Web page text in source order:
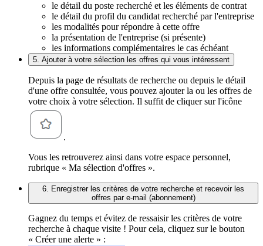
le détail du poste recherché et les éléments de contrat
le détail du profil du candidat recherché par l'entreprise
les modalités pour répondre à cette offre
la présentation de l'entreprise (si présente)
les informations complémentaires le cas échéant
5. Ajouter à votre sélection les offres qui vous intéressent
Depuis la page de résultats de recherche ou depuis le détail
d'une offre consultée, vous pouvez ajouter la ou les offres de
votre choix à votre sélection. Il suffit de cliquer sur l'icône
.
Vous les retrouverez ainsi dans votre espace personnel,
rubrique « Ma sélection d'offres ».
6. Enregistrer les critères de votre recherche et recevoir les
offres par e-mail (abonnement)
Gagnez du temps et évitez de ressaisir les critères de votre
recherche à chaque visite ! Pour cela, cliquez sur le bouton
« Créer une alerte » :